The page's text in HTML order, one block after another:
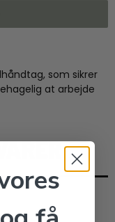
som sikrer
at arbejde